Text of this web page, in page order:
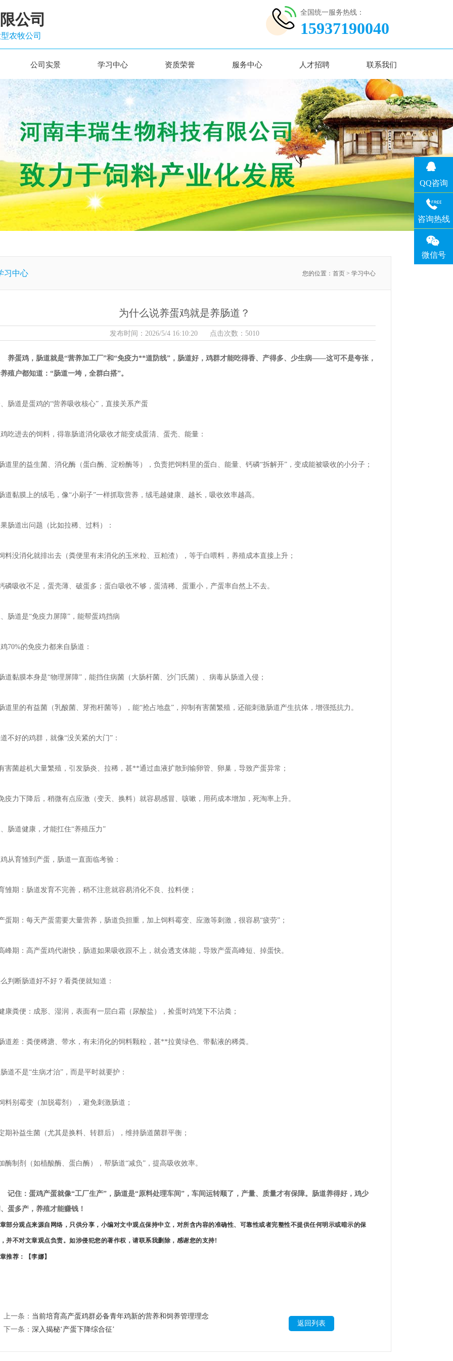
公司
农牧公司
全国统一服务热线：
15937190040
公司实景 学习中心 资质荣誉 服务中心 人才招聘 联系我们
习中心 您的位置： 首页 > 学习中心
为什么说养蛋鸡就是养肠道？
发布时间：2026/5/4 16:10:20 点击次数：5010
养蛋鸡，肠道就是“营养加工厂”和“免疫力**道防线”，肠道好，鸡群才能吃得香、产得多、少生病——这可不是夸张，
殖户都知道：“肠道一垮，全群白搭”。
肠道是蛋鸡的“营养吸收核心”，直接关系产蛋
吃进去的饲料，得靠肠道消化吸收才能变成蛋清、蛋壳、能量：
道里的益生菌、消化酶（蛋白酶、淀粉酶等），负责把饲料里的蛋白、能量、钙磷“拆解开”，变成能被吸收的小分子；
道黏膜上的绒毛，像“小刷子”一样抓取营养，绒毛越健康、越长，吸收效率越高。
肠道出问题（比如拉稀、过料）：
料没消化就排出去（粪便里有未消化的玉米粒、豆粕渣），等于白喂料，养殖成本直接上升；
磷吸收不足，蛋壳薄、破蛋多；蛋白吸收不够，蛋清稀、蛋重小，产蛋率自然上不去。
肠道是“免疫力屏障”，能帮蛋鸡挡病
70%的免疫力都来自肠道：
道黏膜本身是“物理屏障”，能挡住病菌（大肠杆菌、沙门氏菌）、病毒从肠道入侵；
道里的有益菌（乳酸菌、芽孢杆菌等），能“抢占地盘”，抑制有害菌繁殖，还能刺激肠道产生抗体，增强抵抗力。
不好的鸡群，就像“没关紧的大门”：
害菌趁机大量繁殖，引发肠炎、拉稀，甚**通过血液扩散到输卵管、卵巢，导致产蛋异常；
疫力下降后，稍微有点应激（变天、换料）就容易感冒、咳嗽，用药成本增加，死淘率上升。
肠道健康，才能扛住“养殖压力”
从育雏到产蛋，肠道一直面临考验：
雏期 ：肠道发育不完善，稍不注意就容易消化不良、拉料便；
蛋期：每天产蛋需要大量营养，肠道负担重，加上饲料霉变、应激等刺激，很容易“疲劳”；
峰期：高产蛋鸡代谢快，肠道如果吸收跟不上，就会透支体能，导致产蛋高峰短、掉蛋快。
判断肠道好不好？看粪便就知道：
康粪便：成形、湿润，表面有一层白霜（尿酸盐），捡蛋时鸡笼下不沾粪；
道差：粪便稀溏、带水，有未消化的饲料颗粒，甚**拉黄绿色、带黏液的稀粪。
道不是“生病才治”，而是平时就要护：
料别霉变（加脱霉剂），避免刺激肠道；
期补益生菌（尤其是换料、转群后），维持肠道菌群平衡 ；
酶制剂（如植酸酶、蛋白酶），帮肠道“减负”，提高吸收效率。
记住：蛋鸡产蛋就像“工厂生产”，肠道是“原料处理车间”，车间运转顺了，产量、质量才有保障。肠道养得好，鸡少
蛋多产，养殖才能赚钱！
部分观点来源自网络，只供分享，小编对文中观点保持中立，对所含内容的准确性、可靠性或者完整性不提供任何明示或暗示的保
并不对文章观点负责。如涉侵犯您的著作权，请联系我删除，感谢您的支持!
推荐：【李娜】
上一条： 当前培育高产蛋鸡群必备青年鸡新的营养和饲养管理理念
下一条： 深入揭秘‘产蛋下降综合征’
返回列表
QQ咨询
咨询热线
微信号